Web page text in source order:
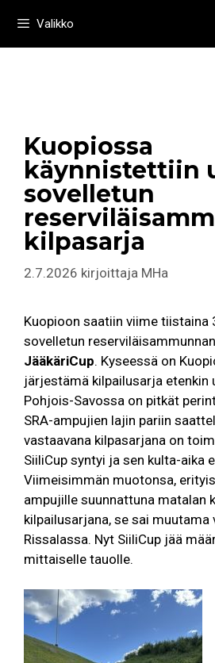
sisältöönValikko
Kuopiossa
käynnistettiin
sovelletun
kilpasarja
2.7.2026 kirjoittaja MHa
Kuopioon saatiin viime tiistaina
sovelletun
JääkäriCup. Kyseessä on
järjestämä kilpailusarja etenkin
Pohjois-Savossa on pitkät
SRA-ampujien lajin pariin
vastaavana kilpasarjana on
SiiliCup syntyi ja sen kulta-aika
Viimeisimmän muotonsa,
ampujille suunnattuna matalan
kilpailusarjana, se sai muutama
Rissalassa. Nyt SiiliCup jää
mittaiselle tauolle.